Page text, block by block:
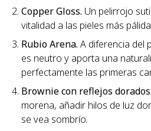
Copper Gloss. Un pelirrojo
vitalidad a las pieles más
Rubio Arena. A diferencia del
es neutro y aporta una
perfectamente las primeras
Brownie con reflejos dorados.
morena, añadir hilos de luz
se vea sombrío.